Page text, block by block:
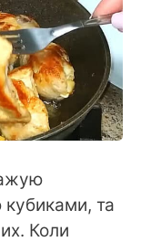
кубиками, та
Коли